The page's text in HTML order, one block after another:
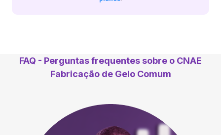
FAQ - Perguntas frequentes sobre o CNAE
Fabricação de Gelo Comum